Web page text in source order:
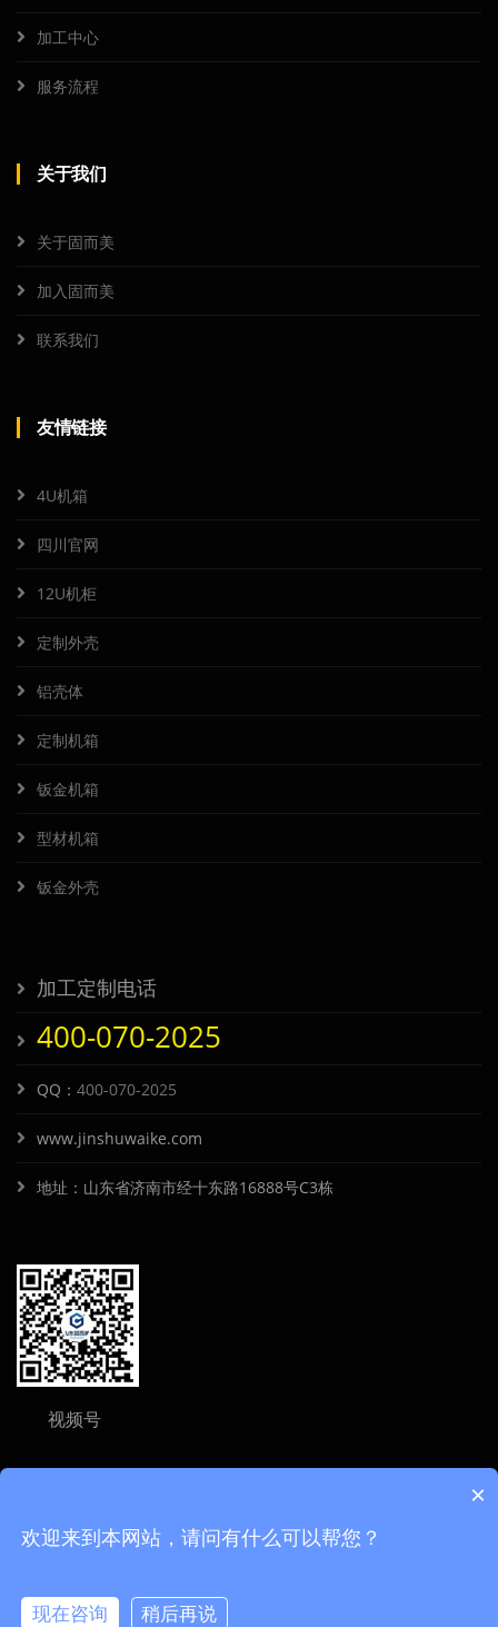
加工中心
服务流程
关于我们
关于固而美
加入固而美
联系我们
友情链接
4U机箱
四川官网
12U机柜
定制外壳
铝壳体
定制机箱
钣金机箱
型材机箱
钣金外壳
加工定制电话
400-070-2025
QQ： 400-070-2025
www.jinshuwaike.com
地址：山东省济南市经十东路16888号C3栋
视频号
Copyright ©2026 山东固而美金属制品有限公司 All Rights Reserved
×
欢迎来到本网站，请问有什么可以帮您？
现在咨询 稍后再说